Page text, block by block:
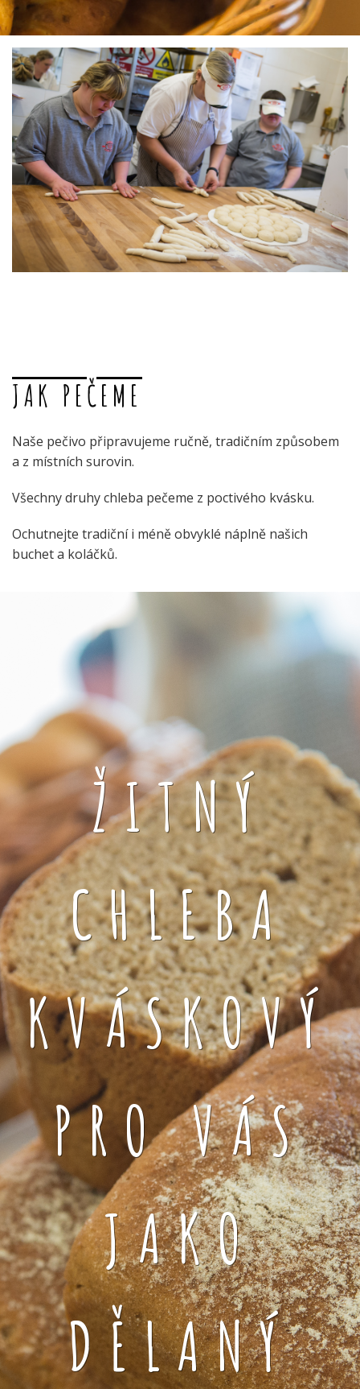
JAK PEČEME
Naše pečivo připravujeme ručně, tradičním způsobem
a z místních surovin.
Všechny druhy chleba pečeme z poctivého kvásku.
Ochutnejte tradiční i méně obvyklé náplně našich
buchet a koláčků.
ŽITNÝ
CHLEBA
KVÁSKOVÝ
PRO VÁS
JAKO
DĚLANÝ